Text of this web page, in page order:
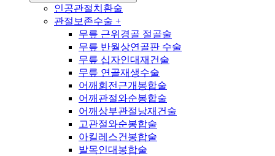
인공관절치환술
관절보존수술 +
무릎 근위경골 절골술
무릎 반월상연골판 수술
무릎 십자인대재건술
무릎 연골재생수술
어깨회전근개봉합술
어깨관절와순봉합술
어깨상부관절낭재건술
고관절와순봉합술
아킬레스건봉합술
발목인대봉합술